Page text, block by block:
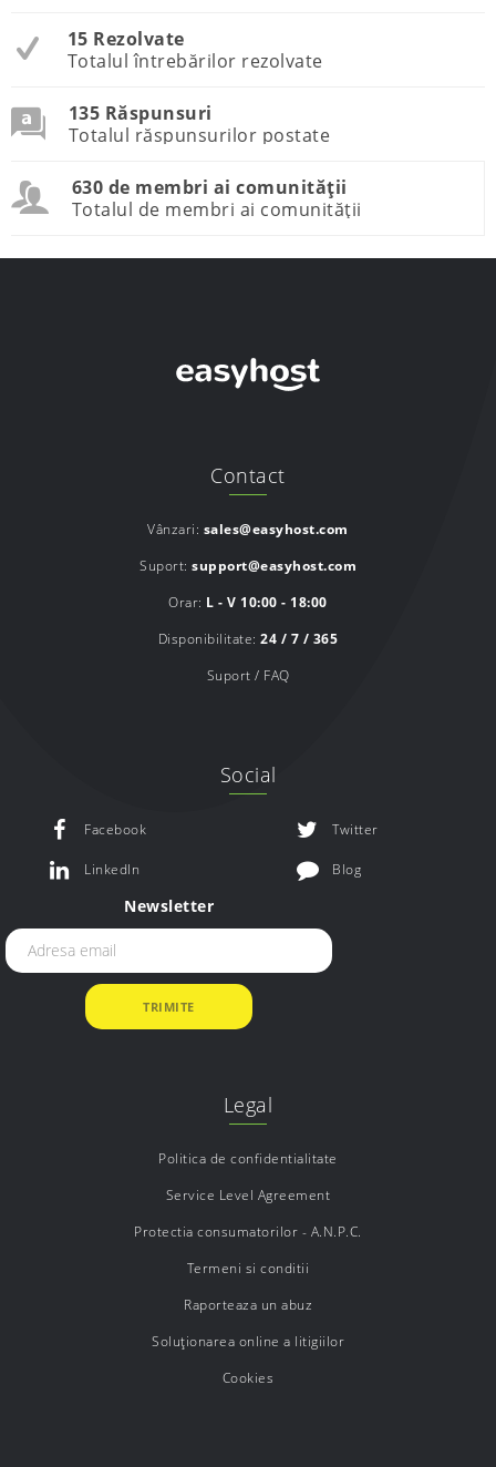
15 Rezolvate
Totalul întrebărilor rezolvate
135 Răspunsuri
Totalul răspunsurilor postate
630 de membri ai comunității
Totalul de membri ai comunității
Legal
Politica de confidentialitate
Service Level Agreement
Protectia consumatorilor - A.N.P.C.
Termeni si conditii
Raporteaza un abuz
Soluționarea online a litigiilor
Cookies
Contact
Vânzari: sales@easyhost.com
Suport: support@easyhost.com
Orar: L - V 10:00 - 18:00
Disponibilitate:24 / 7 / 365
Suport / FAQ
Social
Facebook Twitter
LinkedIn Blog
Newsletter